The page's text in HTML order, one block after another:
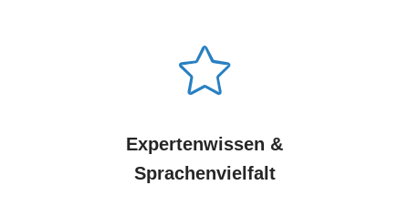
Expertenwissen &
Sprachenvielfalt